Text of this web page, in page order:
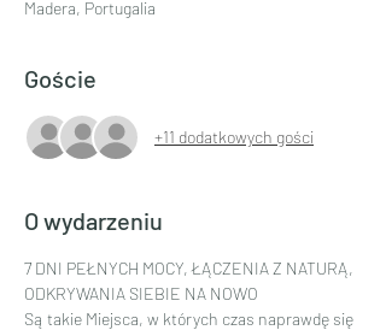
Madera, Portugalia
Goście
+11 dodatkowych gości
O wydarzeniu
7 DNI PEŁNYCH MOCY, ŁĄCZENIA Z NATURĄ,
ODKRYWANIA SIEBIE NA NOWO
Są takie Miejsca, w których czas naprawdę się